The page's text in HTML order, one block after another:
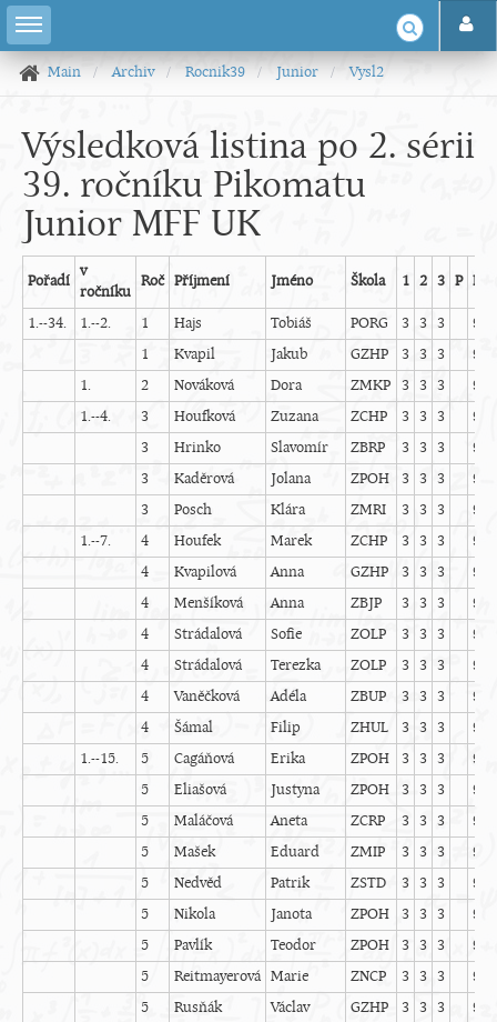
Main Archiv Rocnik39 Junior Vysl2
Výsledková listina po 2. sérii
39. ročníku Pikomatu
Junior MFF UK
Pořadí
v
ročníku
Roč Příjmení Jméno Škola 1 2 3 P BS
1.--34. 1.--2. 1 Hajs Tobiáš PORG 3 3 3
9
1
Kvapil Jakub GZHP 3 3 3
9
1.
2 Nováková Dora ZMKP 3 3 3
9
1.--4.
3 Houfková Zuzana ZCHP 3 3 3
9
3
Hrinko Slavomír ZBRP 3 3 3
9
3
Kaděrová Jolana ZPOH 3 3 3
9
3
Posch Klára ZMRI 3 3 3
9
1.--7.
4 Houfek Marek ZCHP 3 3 3
9
4
Kvapilová Anna GZHP 3 3 3
9
4
Menšíková Anna ZBJP 3 3 3
9
4
Strádalová Sofie ZOLP 3 3 3
9
4
Strádalová Terezka ZOLP 3 3 3
9
4
Vaněčková Adéla ZBUP 3 3 3
9
4
Šámal Filip ZHUL 3 3 3
9
1.--15.
5 Cagáňová Erika ZPOH 3 3 3
9
5
Eliašová Justyna ZPOH 3 3 3
9
5
Maláčová Aneta ZCRP 3 3 3
9
5
Mašek Eduard ZMIP 3 3 3
9
5
Nedvěd Patrik ZSTD 3 3 3
9
5
Nikola Janota ZPOH 3 3 3
9
5
Pavlík Teodor ZPOH 3 3 3
9
5
Reitmayerová Marie ZNCP 3 3 3
9
5
Rusňák Václav GZHP 3 3 3
9